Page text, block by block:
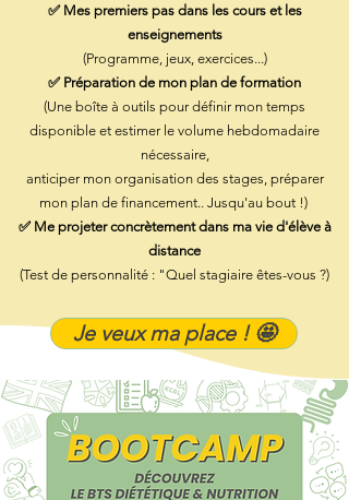
✅ Mes premiers pas dans les cours et les
enseignements
(Programme, jeux, exercices...)
✅ Préparation de mon plan de formation
(Une boîte à outils pour définir mon temps
disponible et estimer le volume hebdomadaire
nécessaire,
anticiper mon organisation des stages, préparer
mon plan de financement.. Jusqu'au bout !)
✅ Me projeter concrètement dans ma vie d'élève à
distance
(Test de personnalité : "Quel stagiaire êtes-vous ?)
Je veux ma place ! 🤩